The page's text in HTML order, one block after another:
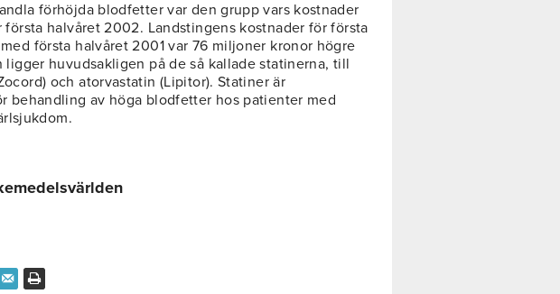
förhöjda blodfetter var den grupp vars kostnader
halvåret 2002. Landstingens kostnader för första
första halvåret 2001 var 76 miljoner kronor högre
ligger huvudsakligen på de så kallade statinerna, till
och atorvastatin (Lipitor). Statiner är
behandling av höga blodfetter hos patienter med